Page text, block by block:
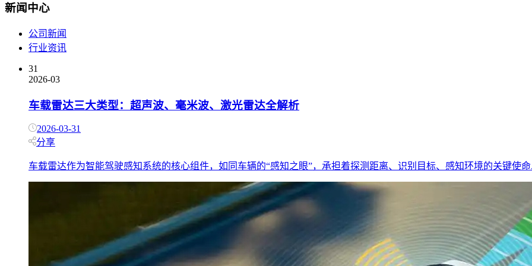
新闻中心
公司新闻
行业资讯
31
2026-03
车载雷达三大类型：超声波、毫米波、激光雷达全解析
2026-03-31
分享
车载雷达作为智能驾驶感知系统的核心组件，如同车辆的“感知之眼”，承担着探测距离、识别目标、感知环境的关键使命